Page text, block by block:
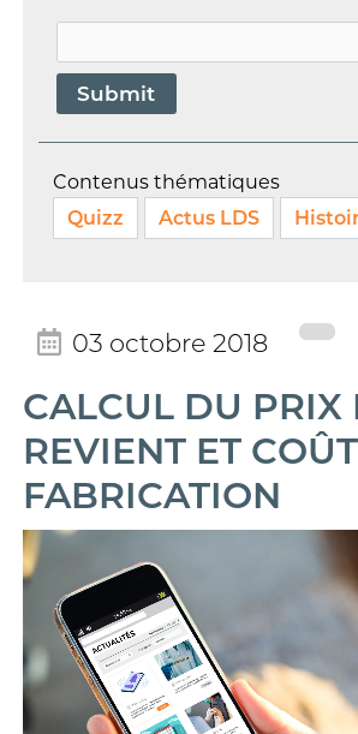
Contenus thématiques
Quizz
Actus LDS
03 octobre 2018
CALCUL DU PRIX
REVIENT ET
FABRICATION